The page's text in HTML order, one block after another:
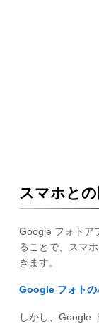
スマホと
Google フォトア
ることで、スマ
きます。
Google フォトの
しかし、Google